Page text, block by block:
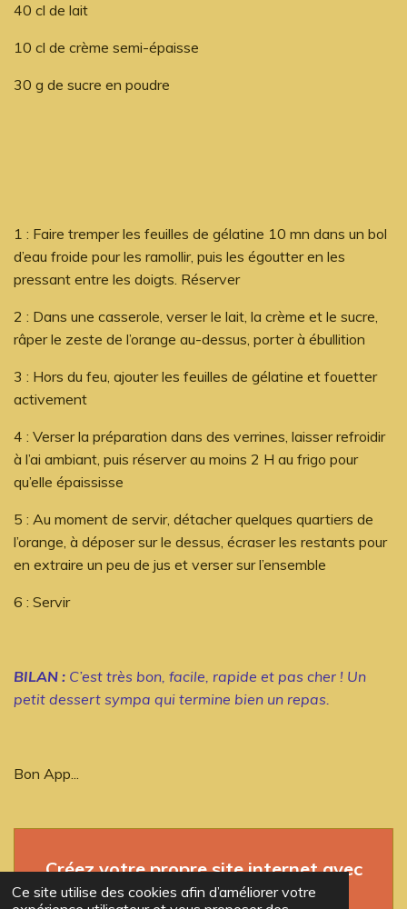
Ce site utilise des cookies afin d’améliorer votre
40 cl de lait
10 cl de crème semi-épaisse
30 g de sucre en poudre
1 : Faire tremper les feuilles de gélatine 10 mn dans un bol
d’eau froide pour les ramollir, puis les égoutter en les
pressant entre les doigts. Réserver
2 : Dans une casserole, verser le lait, la crème et le sucre,
râper le zeste de l’orange au-dessus, porter à ébullition
3 : Hors du feu, ajouter les feuilles de gélatine et fouetter
activement
4 : Verser la préparation dans des verrines, laisser refroidir
à l’ai ambiant, puis réserver au moins 2 H au frigo pour
qu’elle épaississe
5 : Au moment de servir, détacher quelques quartiers de
l’orange, à déposer sur le dessus, écraser les restants pour
en extraire un peu de jus et verser sur l’ensemble
6 : Servir
BILAN : C’est très bon, facile, rapide et pas cher ! Un
petit dessert sympa qui termine bien un repas.
Bon App...
Créez votre propre site internet avec
Webador